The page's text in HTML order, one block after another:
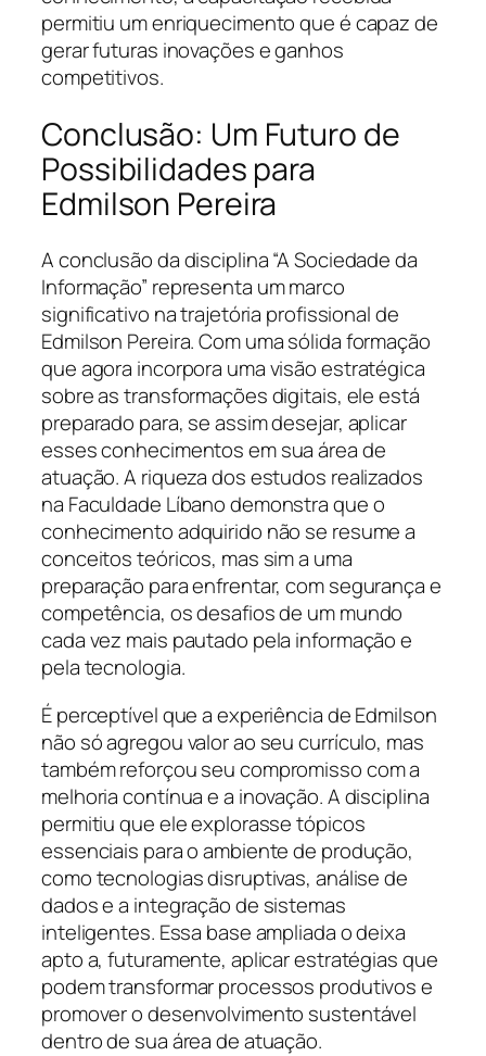
permitiu um enriquecimento que é capaz de
gerar futuras inovações e ganhos
competitivos.
Conclusão: Um Futuro de
Possibilidades para
Edmilson Pereira
A conclusão da disciplina “A Sociedade da
Informação” representa um marco
significativo na trajetória profissional de
Edmilson Pereira. Com uma sólida formação
que agora incorpora uma visão estratégica
sobre as transformações digitais, ele está
preparado para, se assim desejar, aplicar
esses conhecimentos em sua área de
atuação. A riqueza dos estudos realizados
na Faculdade Líbano demonstra que o
conhecimento adquirido não se resume a
conceitos teóricos, mas sim a uma
preparação para enfrentar, com segurança e
competência, os desafios de um mundo
cada vez mais pautado pela informação e
pela tecnologia.
É perceptível que a experiência de Edmilson
não só agregou valor ao seu currículo, mas
também reforçou seu compromisso com a
melhoria contínua e a inovação. A disciplina
permitiu que ele explorasse tópicos
essenciais para o ambiente de produção,
como tecnologias disruptivas, análise de
dados e a integração de sistemas
inteligentes. Essa base ampliada o deixa
apto a, futuramente, aplicar estratégias que
podem transformar processos produtivos e
promover o desenvolvimento sustentável
dentro de sua área de atuação.